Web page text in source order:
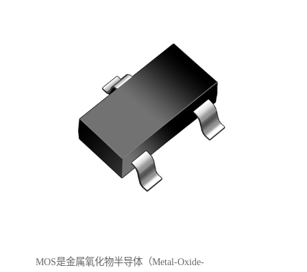
MOS是金属氧化物半导体（Metal-Oxide-